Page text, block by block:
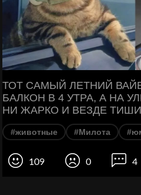
ТОТ САМЫЙ ЛЕТНИЙ
БАЛКОН В 4 УТРА, А НА
НИ ЖАРКО И ВЕЗДЕ
#животные #Милота
109 0 4